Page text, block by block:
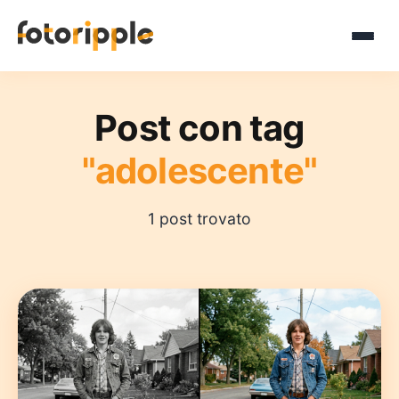
Post con tag
"adolescente"
1 post trovato